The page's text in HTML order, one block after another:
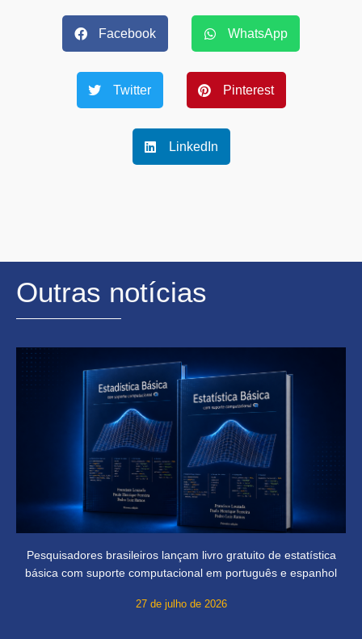
Facebook WhatsApp
Twitter Pinterest
LinkedIn
Outras notícias
Pesquisadores brasileiros lançam livro gratuito de estatística
básica com suporte computacional em português e espanhol
27 de julho de 2026